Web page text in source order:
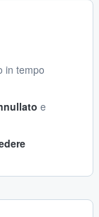
in tempo
e